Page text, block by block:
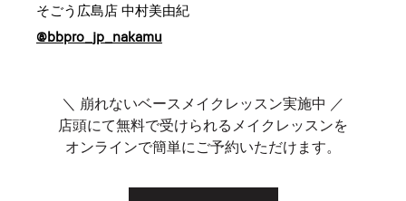
そごう広島店 中村美由紀
@bbpro_jp_nakamu
＼ 崩れないベースメイクレッスン実施中 ／
店頭にて無料で受けられるメイクレッスンを
オンラインで簡単にご予約いただけます。